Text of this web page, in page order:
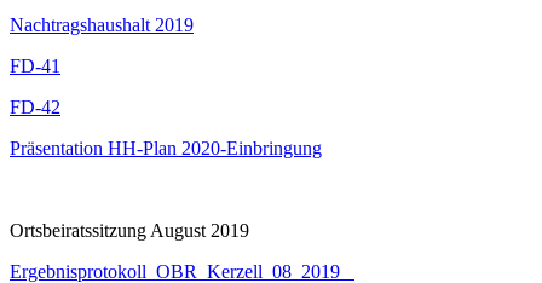
Nachtragshaushalt 2019
FD-41
FD-42
Präsentation HH-Plan 2020-Einbringung
Ortsbeiratssitzung August 2019
Ergebnisprotokoll_OBR_Kerzell_08_2019